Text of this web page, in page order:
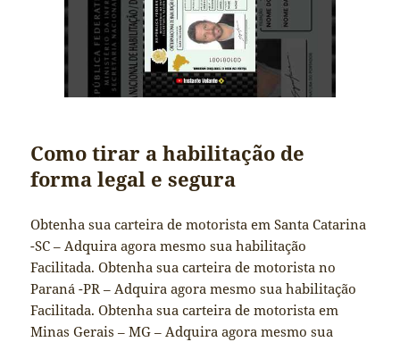
Como tirar a habilitação de
forma legal e segura
Obtenha sua carteira de motorista em Santa Catarina
-SC – Adquira agora mesmo sua habilitação
Facilitada. Obtenha sua carteira de motorista no
Paraná -PR – Adquira agora mesmo sua habilitação
Facilitada. Obtenha sua carteira de motorista em
Minas Gerais – MG – Adquira agora mesmo sua